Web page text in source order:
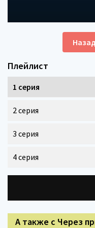
Назад
Плейлист
1 серия
2 серия
3 серия
4 серия
А также с Через